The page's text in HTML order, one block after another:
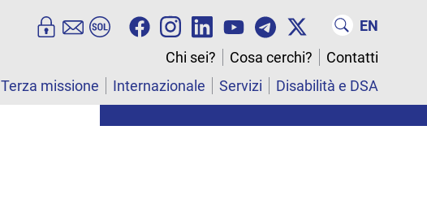
EN
Chi sei?
Cosa cerchi?
Contatti
Terza missione Internazionale Servizi Disabilità e DSA